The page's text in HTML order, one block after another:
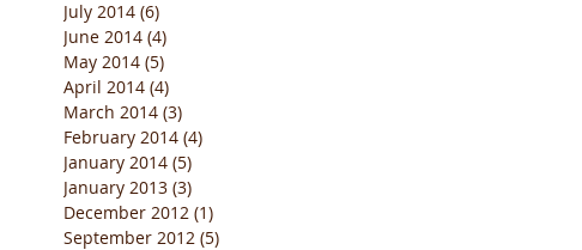
July 2014 (6)
June 2014 (4)
May 2014 (5)
April 2014 (4)
March 2014 (3)
February 2014 (4)
January 2014 (5)
January 2013 (3)
December 2012 (1)
September 2012 (5)